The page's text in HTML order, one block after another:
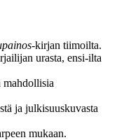
-kirjan tiimoilta.
urasta, ensi-ilta
mahdollisia
ja julkisuuskuvasta
mukaan.